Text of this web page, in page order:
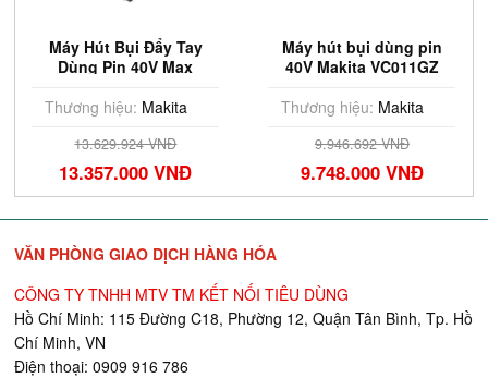
Máy Hút Bụi Đẩy Tay
Dùng Pin 40V Max
Pin Sạc)
Thương hiệu: Makita
13.629.924 VNĐ
13.357.000 VNĐ
Máy hút bụi dùng pin
40V Makita VC011GZ
Thương hiệu: Makita
9.946.692 VNĐ
9.748.000 VNĐ
VĂN PHÒNG GIAO DỊCH HÀNG HÓA
CÔNG TY TNHH MTV TM KẾT NỐI TIÊU DÙNG
Hồ Chí Minh: 115 Đường C18, Phường 12, Quận Tân Bình, Tp. Hồ
Chí Minh, VN
Điện thoại: 0909 916 786